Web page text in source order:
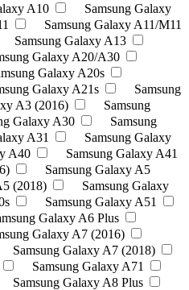
A10
Samsung Galaxy
Samsung Galaxy A11/M11
Samsung Galaxy A13
Galaxy A20/A30
Galaxy A20s
Galaxy A21s
Samsung
A3 (2016)
Samsung
Galaxy A30
Samsung
A31
Samsung Galaxy
A40
Samsung Galaxy A41
Samsung Galaxy A5
(2018)
Samsung Galaxy
Samsung Galaxy A51
Galaxy A6 Plus
Galaxy A7 (2016)
Samsung Galaxy A7 (2018)
Samsung Galaxy A71
Samsung Galaxy A8 Plus